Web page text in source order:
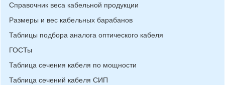
Справочник веса кабельной продукции
Размеры и вес кабельных барабанов
Таблицы подбора аналога оптического кабеля
ГОСТы
Таблица сечения кабеля по мощности
Таблица сечений кабеля СИП